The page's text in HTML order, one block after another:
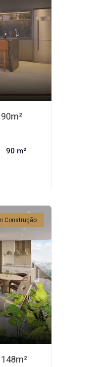
90 m²
Construção